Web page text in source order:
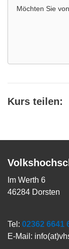
Möchten Sie von
Kurs teilen:
Im Werth 6
46284 Dorsten
Tel: 02362 6641
E-Mail: